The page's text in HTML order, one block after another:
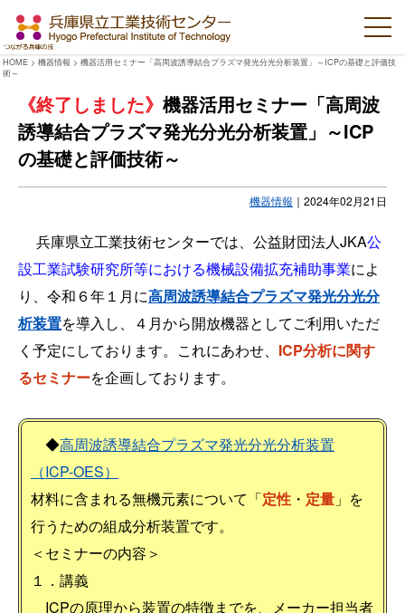
HOME > 機器情報 > 機器活用セミナー「高周波誘導結合プラズマ発光分光分析装置」～ICPの基礎と評価技
術～
機器活用セミナー「高周波
誘導結合プラズマ発光分光分析装置」～ICP
の基礎と評価技術～
機器情報 ｜ 2024年02月21日
兵庫県立工業技術センターでは、公益財団法人JKA公
設工業試験研究所等における機械設備拡充補助事業によ
り、令和６年１月に高周波誘導結合プラズマ発光分光分
析装置を導入し、４月から開放機器としてご利用いただ
く予定にしております。これにあわせ、 ICP分析に関す
るセミナーを企画しております。
◆高周波誘導結合プラズマ発光分光分析装置
（ICP-OES）
材料に含まれる無機元素について「定性 ・ 定量 」を
行うための組成分析装置です。
＜セミナーの内容＞
１．講義
ICPの原理から装置の特徴までを、メーカー担当者